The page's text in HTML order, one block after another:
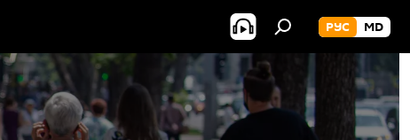
РУС MD